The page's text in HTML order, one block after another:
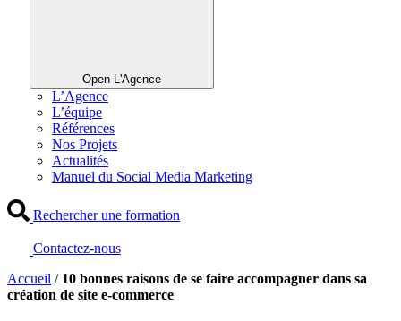
Open L'Agence
L’Agence
L’équipe
Références
Nos Projets
Actualités
Manuel du Social Media Marketing
Rechercher une formation
Contactez-nous
Accueil / 10 bonnes raisons de se faire accompagner dans sa
création de site e-commerce